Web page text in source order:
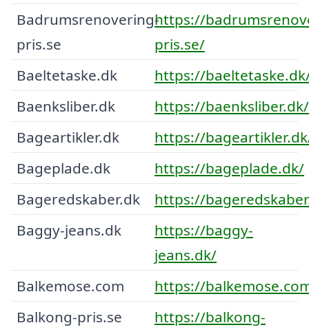
Badrumsrenovering-
pris.se
https://
pris.se/
Baeltetaske.dk
https://
Baenksliber.dk
https://baenksliber.dk/
Bageartikler.dk
https://
Bageplade.dk
https://bageplade.dk/
Bageredskaber.dk
https://
Baggy-jeans.dk
https://baggy-
jeans.dk/
Balkemose.com
https://
Balkong-pris.se
https://balkong-